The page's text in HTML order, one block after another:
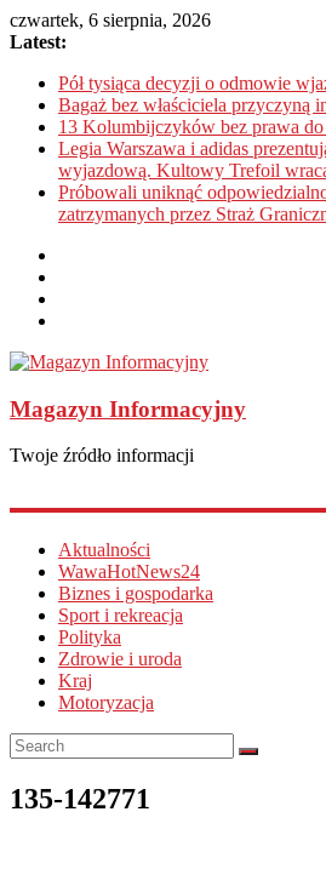
czwartek, 6 sierpnia, 2026
Latest:
Pół tysiąca decyzji o odmowie
Bagaż bez właściciela przyczyną
13 Kolumbijczyków bez prawa
Legia Warszawa i adidas
wyjazdową. Kultowy Trefoil
Próbowali uniknąć
zatrzymanych przez Straż
Magazyn Informacyjny
Twoje źródło informacji
Aktualności
WawaHotNews24
Biznes i gospodarka
Sport i rekreacja
Polityka
Zdrowie i uroda
Kraj
Motoryzacja
135-142771